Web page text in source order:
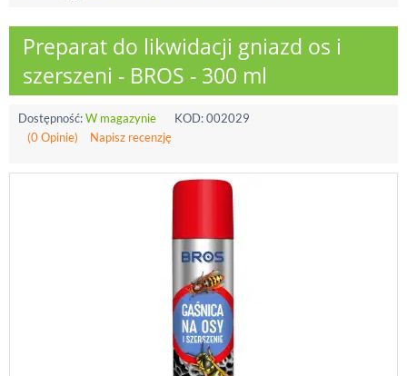
Preparat do likwidacji gniazd os i
szerszeni - BROS - 300 ml
Dostępność:W magazynie KOD:002029
(0 Opinie)
Napisz recenzję